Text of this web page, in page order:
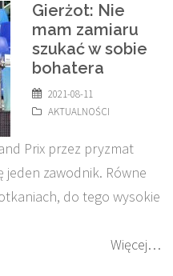
Gierżot: Nie
mam zamiaru
szukać w sobie
bohatera
2021-08-11
AKTUALNOŚCI
Prix przez pryzmat
jeden zawodnik. Równe
do tego wysokie
Więcej…